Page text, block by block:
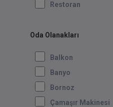
Restoran
Oda Olanakları
Balkon
Banyo
Bornoz
Çamaşır Makinesi